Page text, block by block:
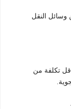
وسائل النقل
تكلفة من